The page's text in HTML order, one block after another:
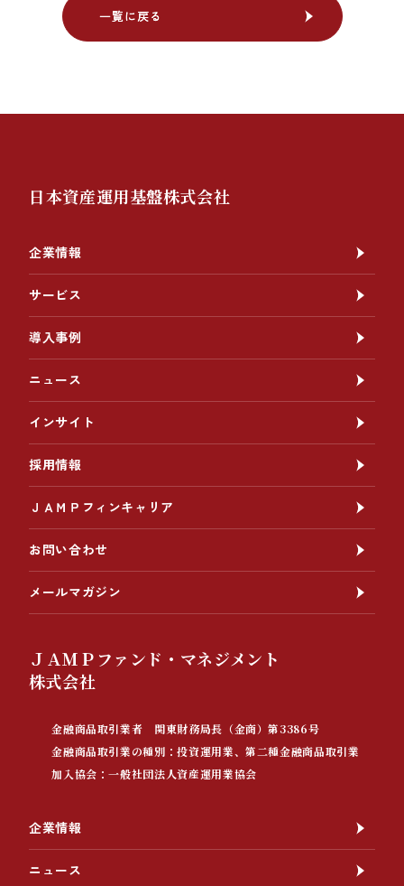
一覧に戻る
一覧に戻る
日本資産運用基盤株式会社
企業情報
サービス
導入事例
ニュース
インサイト
採用情報
ＪＡＭＰフィンキャリア
お問い合わせ
メールマガジン
ＪＡＭＰファンド・マネジメント
株式会社
金融商品取引業者 関東財務局長（金商）第3386号
金融商品取引業の種別：投資運用業、第二種金融商品取引業
加入協会：一般社団法人資産運用業協会
企業情報
ニュース